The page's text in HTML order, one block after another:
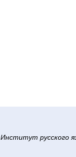
русского